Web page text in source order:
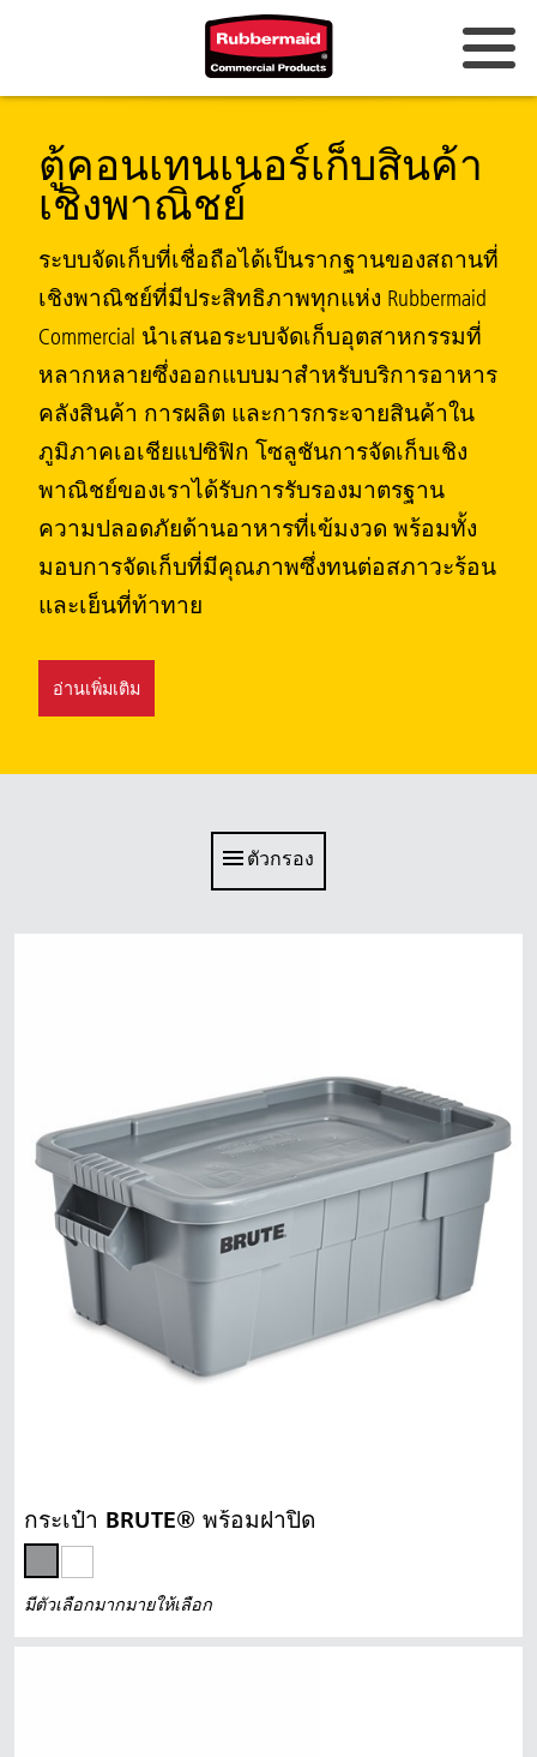
ออสเตรเลียและนิวซีแลนด์
จีน (CN)
ฮ่องกง
เกาหลี (KR)
ญี่ปุ่น (JP)
ฟิลิปปินส์
เวียดนาม (VN)
ประเทศไทย (TH)
สิงคโปร์
ประเทศอินโดนีเซีย
ตู้คอนเทนเนอร์เก็บสินค้า
เชิงพาณิชย์
ระบบจัดเก็บที่เชื่อถือได้เป็นรากฐานของสถานที่
เชิงพาณิชย์ที่มีประสิทธิภาพทุกแห่ง Rubbermaid
Commercial นำเสนอระบบจัดเก็บอุตสาหกรรมที่
หลากหลายซึ่งออกแบบมาสำหรับบริการอาหาร
คลังสินค้า การผลิต และการกระจายสินค้าใน
ภูมิภาคเอเชียแปซิฟิก โซลูชันการจัดเก็บเชิง
พาณิชย์ของเราได้รับการรับรองมาตรฐาน
ความปลอดภัยด้านอาหารที่เข้มงวด พร้อมทั้ง
มอบการจัดเก็บที่มีคุณภาพซึ่งทนต่อสภาวะร้อน
และเย็นที่ท้าทาย
อ่านเพิ่มเติม
ตัวกรอง
กระเป๋า BRUTE® พร้อมฝาปิด
มีตัวเลือกมากมายให้เลือก